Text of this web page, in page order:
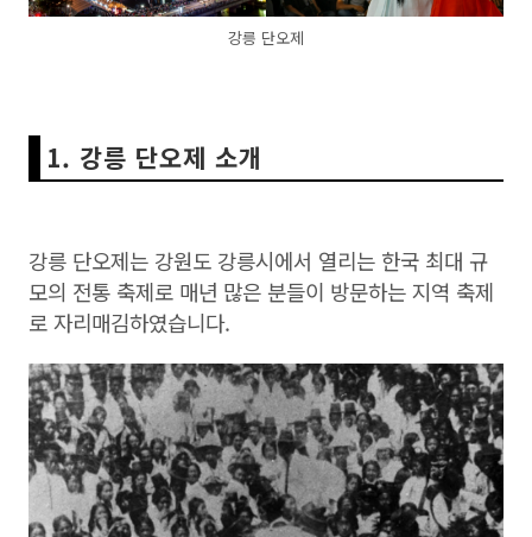
강릉 단오제
1. 강릉 단오제 소개
강릉 단오제는 강원도 강릉시에서 열리는 한국 최대 규
모의 전통 축제로 매년 많은 분들이 방문하는 지역 축제
로 자리매김하였습니다.